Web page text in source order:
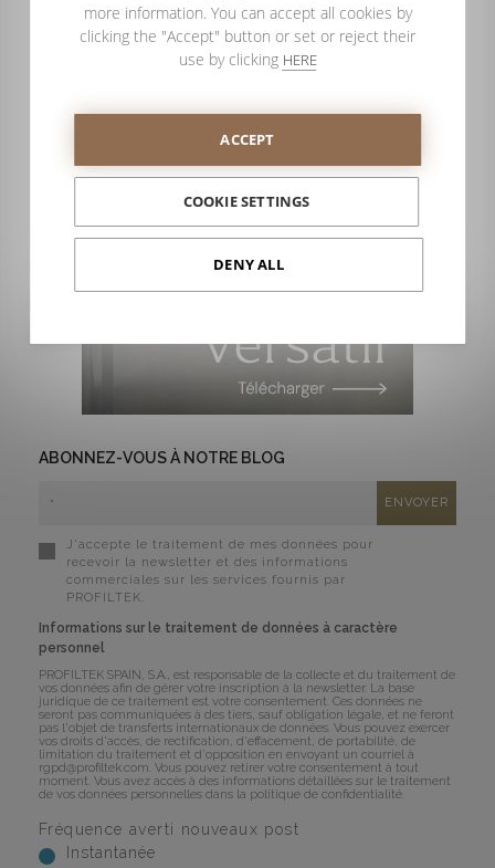
ABONNEZ-VOUS À NOTRE BLOG
J'accepte le traitement de mes données pour
recevoir la newsletter et des informations
commerciales sur les services fournis par
PROFILTEK.
Informations sur le traitement de données à caractère
personnel
PROFILTEK SPAIN, S.A., est responsable de la collecte et du traitement de
vos données afin de gérer votre inscription à la newsletter. La base
juridique de ce traitement est votre consentement. Ces données ne
seront pas communiquées à des tiers, sauf obligation légale, et ne feront
pas l'objet de transferts internationaux de données. Vous pouvez exercer
vos droits d'accès, de rectification, d'effacement, de portabilité, de
limitation du traitement et d'opposition en envoyant un courriel à
rgpd@profiltek.com . Vous pouvez retirer votre consentement à tout
moment. Vous avez accès à des informations détaillées sur le traitement
de vos données personnelles dans la politique de confidentialité
Fréquence averti nouveaux post
Instantanée
more information. You can accept all cookies by
clicking the "Accept" button or set or reject their
use by clicking HERE
ACCEPT
COOKIE SETTINGS
DENY ALL